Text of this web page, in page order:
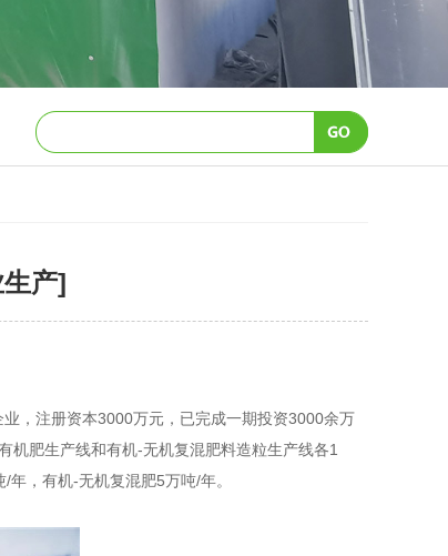
产]
，注册资本3000万元，已完成一期投资3000余万
机肥生产线和有机-无机复混肥料造粒生产线各1
，有机-无机复混肥5万吨/年。